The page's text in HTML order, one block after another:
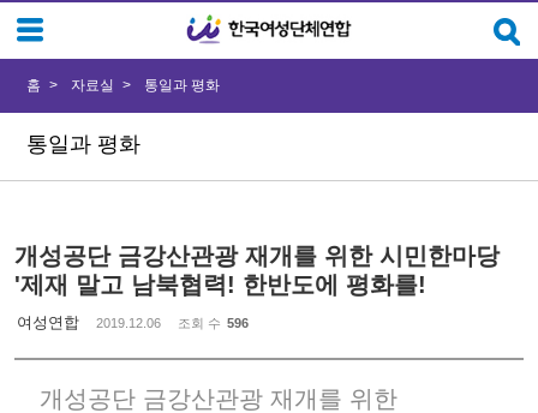
통일과 평화
홈 자료실 통일과 평화
개성공단 금강산관광 재개를 위한 시민한마당
'제재 말고 남북협력! 한반도에 평화를!
여성연합 2019.12.06 조회 수 596
개성공단 금강산관광 재개를 위한